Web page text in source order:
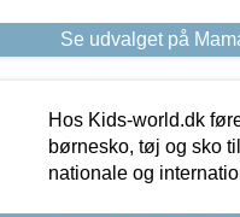
Se udvalget på
Hos Kids-world.dk
børnesko, tøj og sko
nationale og